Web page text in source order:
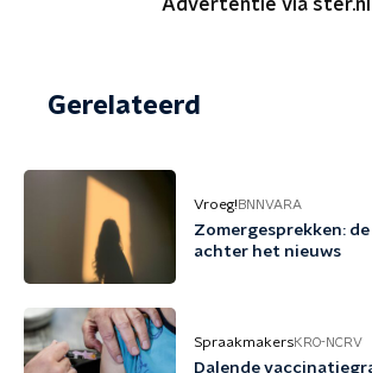
Advertentie via ster.nl
Gerelateerd
Vroeg! BNNVARA
Zomergesprekken:
achter het nieuws
SpraakmakersKRO-NCRV
Dalende